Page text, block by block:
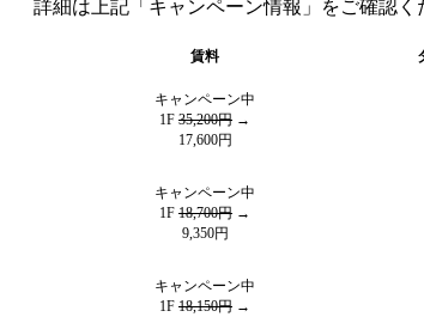
詳細は上記「キャンペーン情報」をご確認く
賃料
キャンペーン中
1F 35,200円 →
17,600円
キャンペーン中
1F 18,700円 →
9,350円
キャンペーン中
1F 18,150円 →